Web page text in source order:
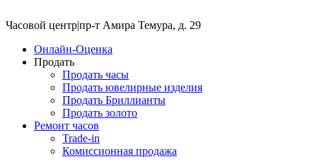
Часовой центр|пр-т Амира Темура, д. 29
Онлайн-Оценка
Продать
Продать часы
Продать ювелирные изделия
Продать Бриллианты
Продать золото
Ремонт часов
Trade-in
Комиссионная продажа